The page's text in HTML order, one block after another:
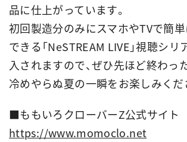
品に仕上がっています。
初回製造分のみにスマホやTVで簡
できる「NeSTREAM LIVE」視聴シ
入されますので、ぜひ先ほど終わっ
冷めやらぬ夏の一瞬をお楽しみく
■ももいろクローバーZ公式サイト
https://www.momoclo.net